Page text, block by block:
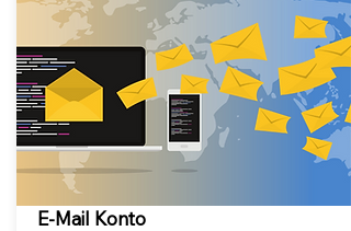
E-Mail Konto